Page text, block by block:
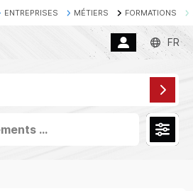
ENTREPRISES MÉTIERS FORMATIONS
FR
...